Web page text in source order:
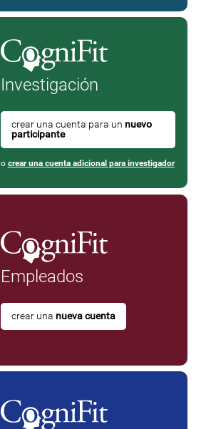
Investigación
crear una cuenta para un nuevo
participante
o crear una cuenta adicional para investigador
Empleados
crear una nueva cuenta